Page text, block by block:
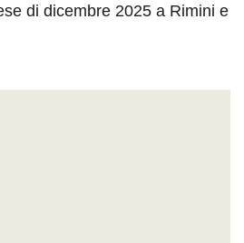
di dicembre 2025 a Rimini e